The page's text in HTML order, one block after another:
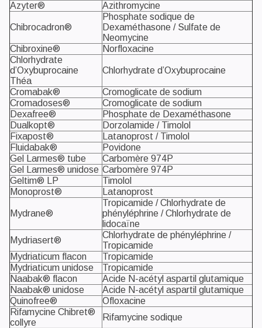
Azyter®
Azithromycine
Chibrocadron®
Phosphate sodique de
Dexaméthasone / Sulfate de
Neomycine
Chibroxine®
Norfloxacine
Chlorhydrate
d’Oxybuprocaine
Théa
Chlorhydrate d’Oxybuprocaine
Cromabak®
Cromoglicate de sodium
Cromadoses®
Cromoglicate de sodium
Dexafree®
Phosphate de Dexaméthasone
Dualkopt®
Dorzolamide / Timolol
Fixapost®
Latanoprost / Timolol
Fluidabak®
Povidone
Gel Larmes® tube
Carbomère 974P
Gel Larmes® unidose Carbomère 974P
Geltim® LP
Timolol
Monoprost®
Latanoprost
Mydrane®
Tropicamide / Chlorhydrate de
phényléphrine / Chlorhydrate de
lidocaïne
Mydriasert®
Chlorhydrate de phényléphrine /
Tropicamide
Mydriaticum flacon
Tropicamide
Mydriaticum unidose
Tropicamide
Naabak® flacon
Acide N-acétyl aspartil glutamique
Naabak® unidose
Acide N-acétyl aspartil glutamique
Quinofree®
Ofloxacine
Rifamycine Chibret®
collyre
Rifamycine sodique